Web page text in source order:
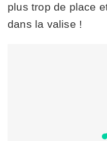
plus trop de place
dans la valise !